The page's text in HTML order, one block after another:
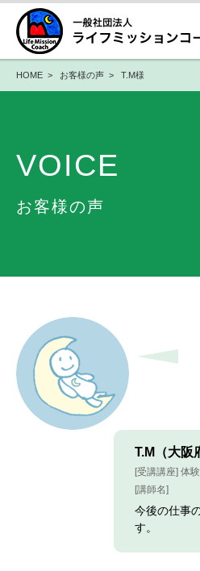
HOME > お客様の声 > T.M様
VOICE
お客様の声
T.M（大阪
[受講講座] 体
[講師名]
今後の仕事
す。